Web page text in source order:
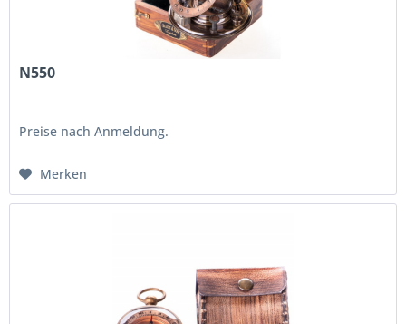
N550
Preise nach Anmeldung.
Merken